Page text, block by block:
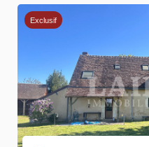
Exclusif